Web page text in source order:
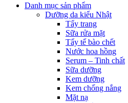
Danh mục sản phẩm
Dưỡng da kiểu Nhật
Tẩy trang
Sữa rửa mặt
Tẩy tế bào chết
Nước hoa hồng
Serum – Tinh chất
Sữa dưỡng
Kem dưỡng
Kem chống nắng
Mặt nạ